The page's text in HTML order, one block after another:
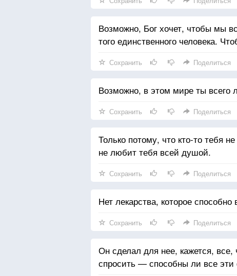
Возможно, Бог хочет, чтобы мы
того единственного человека.
Сохранить Поделиться
Возможно, в этом мире ты всего
Сохранить Поделиться
Только потому, что кто-то тебя
не любит тебя всей душой.
Сохранить Поделиться
Нет лекарства, которое
Сохранить Поделиться
Он сделал для нее, кажется,
спросить — способны ли все эти